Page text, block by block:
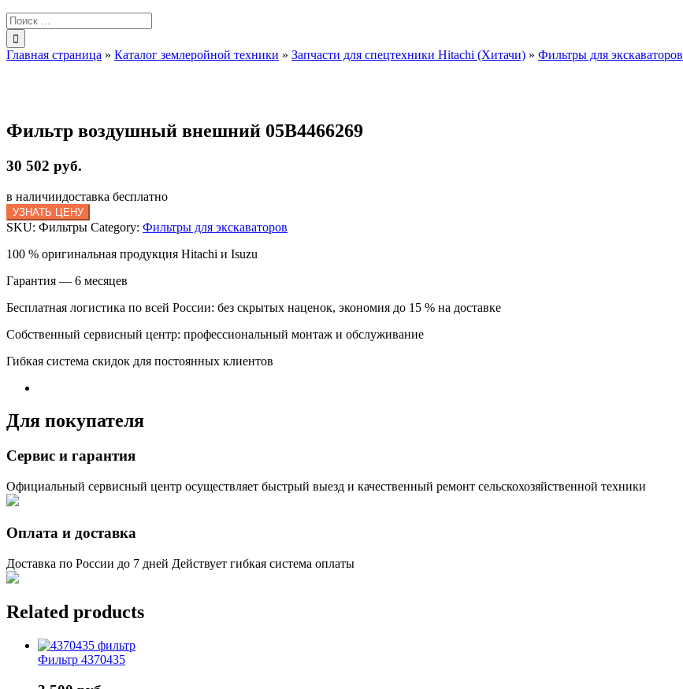
Результат
поиска:
Главная страница » Каталог землеройной техники » Запчасти для спецтехники Hitachi (Хитачи) » Фильтры для экскаваторов
Фильтр воздушный внешний 05B4466269
30 502 руб.
в наличиидоставка бесплатно
УЗНАТЬ ЦЕНУ
SKU: Фильтры Category: Фильтры для экскаваторов
100 % оригинальная продукция Hitachi и Isuzu
Гарантия — 6 месяцев
Бесплатная логистика по всей России: без скрытых наценок, экономия до 15 % на доставке
Собственный сервисный центр: профессиональный монтаж и обслуживание
Гибкая система скидок для постоянных клиентов
Для покупателя
Сервис и гарантия
Официальный сервисный центр осуществляет быстрый выезд и качественный ремонт сельскохозяйственной техники
Оплата и доставка
Доставка по России до 7 дней Действует гибкая система оплаты
Related products
Фильтр 4370435